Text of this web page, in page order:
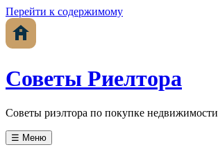
Перейти к содержимому
Советы Риелтора
Советы риэлтора по покупке недвижимости
☰ Меню